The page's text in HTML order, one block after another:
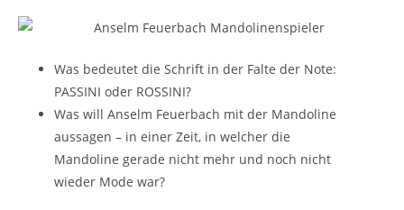
Was bedeutet die Schrift in der Falte der Note:
PASSINI oder ROSSINI?
Was will Anselm Feuerbach mit der Mandoline
aussagen – in einer Zeit, in welcher die
Mandoline gerade nicht mehr und noch nicht
wieder Mode war?